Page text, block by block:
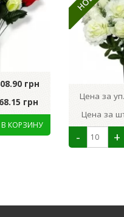
грн
68.15 грн
Цена за
Цена за